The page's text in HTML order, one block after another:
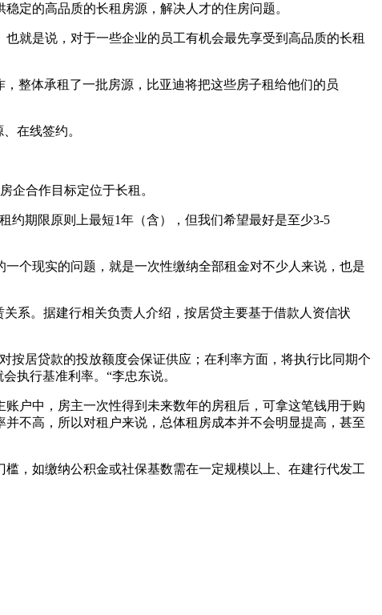
定的高品质的长租房源，解决人才的住房问题。
就是说，对于一些企业的员工有机会最先享受到高品质的长租
整体承租了一批房源，比亚迪将把这些房子租给他们的员
在线签约。
企合作目标定位于长租。
约期限原则上最短1年（含），但我们希望最好是至少3-5
个现实的问题，就是一次性缴纳全部租金对不少人来说，也是
系。据建行相关负责人介绍，按居贷主要基于借款人资信状
按居贷款的投放额度会保证供应；在利率方面，将执行比同期个
执行基准利率。“李忠东说。
户中，房主一次性得到未来数年的房租后，可拿这笔钱用于购
不高，所以对租户来说，总体租房成本并不会明显提高，甚至
，如缴纳公积金或社保基数需在一定规模以上、在建行代发工